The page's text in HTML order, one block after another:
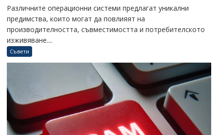
Различните операционни системи предлагат уникални
предимства, които могат да повлияят на
производителността, съвместимостта и потребителското
изживяване....
Съвети